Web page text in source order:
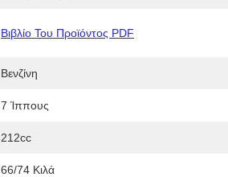
Βιβλίο Του Προϊόντος PDF
Βενζίνη
7 Ίππους
212cc
66/74 Κιλά